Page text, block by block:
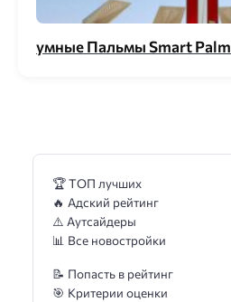
умные Пальмы Smart Palm
🏆 ТОП лучших
🔥 Адский рейтинг
⚠️ Аутсайдеры
📊 Все новостройки
📝 Попасть в рейтинг
🎯 Критерии оценки